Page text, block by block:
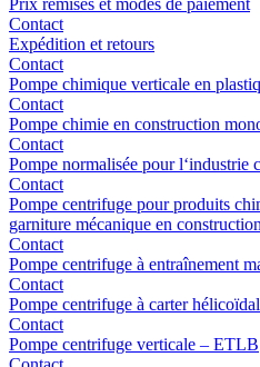
Prix remisés et modes de paiement
Contact
Expédition et retours
Contact
Pompe chimique verticale en
Contact
Pompe chimie en construction
Contact
Pompe normalisée pour l‘industrie
Contact
Pompe centrifuge pour produits
garniture mécanique en
Contact
Pompe centrifuge à entraînement
Contact
Pompe centrifuge à carter
Contact
Pompe centrifuge verticale – ETLB